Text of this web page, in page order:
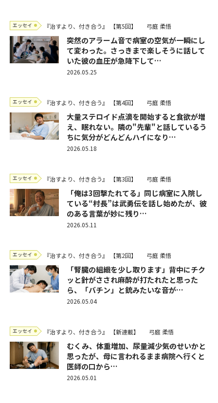
エッセイ 『治すより、付き合う』 【第5回】 弓庭 柔悟
突然のアラーム音で病室の空気が一瞬にし
て変わった。さっきまで楽しそうに話して
いた彼の血圧が急降下して…
2026.05.25
エッセイ 『治すより、付き合う』 【第4回】 弓庭 柔悟
大量ステロイド点滴を開始すると食欲が増
え、眠れない。隣の"先輩"と話しているう
ちに気分がどんどんハイになり…
2026.05.18
エッセイ 『治すより、付き合う』 【第3回】 弓庭 柔悟
「俺は3回撃たれてる」同じ病室に入院し
ている“村長”は武勇伝を話し始めたが、彼
のある言葉が妙に残り…
2026.05.11
エッセイ 『治すより、付き合う』 【第2回】 弓庭 柔悟
「腎臓の組織を少し取ります」背中にチク
ッと針がさされ麻酔が打たれたと思った
ら、「バチン」と銃みたいな音が…
2026.05.04
エッセイ 『治すより、付き合う』 【新連載】 弓庭 柔悟
むくみ、体重増加、尿量減少――気のせいかと
思ったが、母に言われるまま病院へ行くと
医師の口から…
2026.05.01